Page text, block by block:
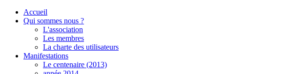
Accueil
Qui sommes nous ?
L'association
Les membres
La charte des utilisateurs
Manifestations
Le centenaire (2013)